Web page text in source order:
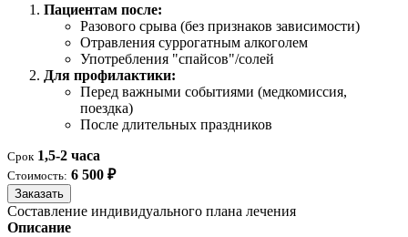
Пациентам после:
Разового срыва (без признаков зависимости)
Отравления суррогатным алкоголем
Употребления "спайсов"/солей
Для профилактики:
Перед важными событиями (медкомиссия,
поездка)
После длительных праздников
Срок 1,5-2 часа
Стоимость: 6 500 ₽
Заказать
Составление индивидуального плана лечения
Описание